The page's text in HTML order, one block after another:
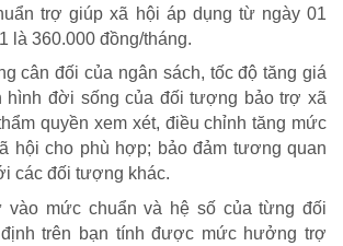
trợ giúp xã hội áp dụng từ ngày 01
là 360.000 đồng/tháng.
cân đối của ngân sách, tốc độ tăng giá
hình đời sống của đối tượng bảo trợ xã
quyền xem xét, điều chỉnh tăng mức
hội cho phù hợp; bảo đảm tương quan
các đối tượng khác.
vào mức chuẩn và hệ số của từng đối
trên bạn tính được mức hưởng trợ